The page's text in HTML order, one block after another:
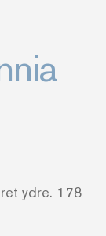
ydre. 178